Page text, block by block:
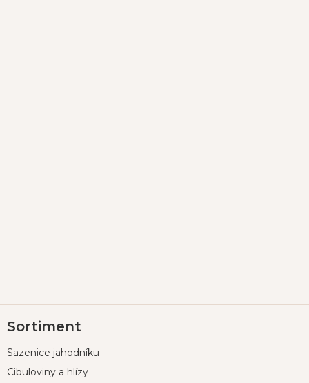
á
a
Sortiment
Sazenice jahodníku
Cibuloviny a hlízy